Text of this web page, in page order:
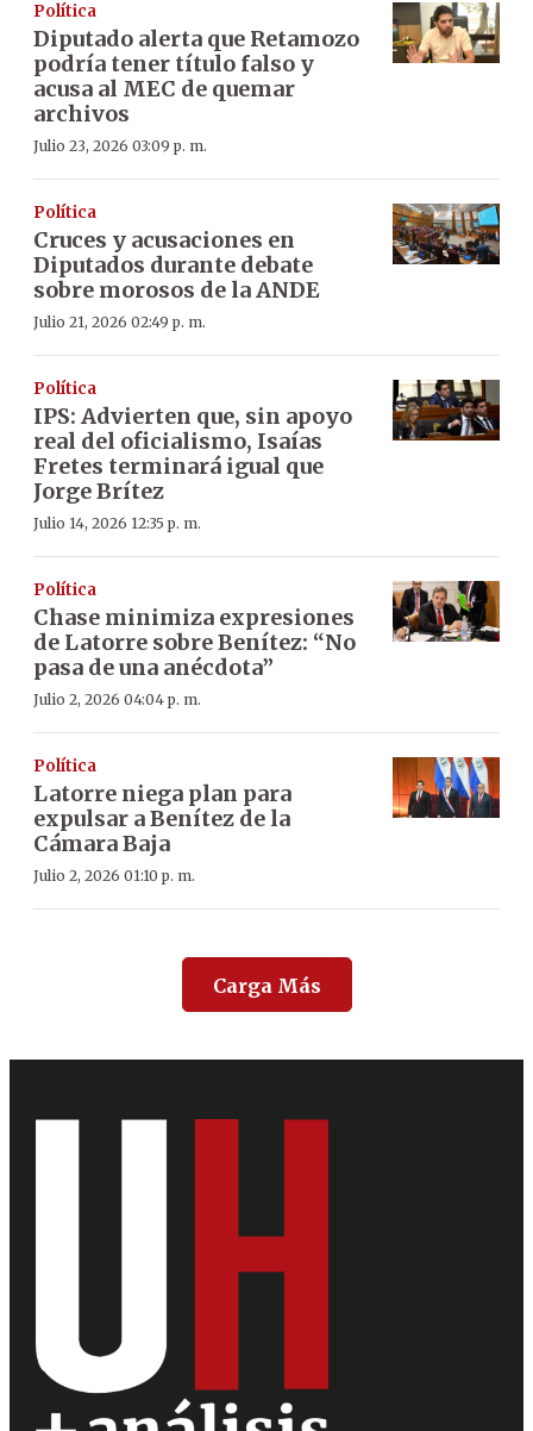
Política
Diputado alerta que Retamozo
podría tener título falso y
acusa al MEC de quemar
archivos
Julio 23, 2026 03:09 p. m.
Política
Cruces y acusaciones en
Diputados durante debate
sobre morosos de la ANDE
Julio 21, 2026 02:49 p. m.
Política
IPS: Advierten que, sin apoyo
real del oficialismo, Isaías
Fretes terminará igual que
Jorge Brítez
Julio 14, 2026 12:35 p. m.
Política
Chase minimiza expresiones
de Latorre sobre Benítez: “No
pasa de una anécdota”
Julio 2, 2026 04:04 p. m.
Política
Latorre niega plan para
expulsar a Benítez de la
Cámara Baja
Julio 2, 2026 01:10 p. m.
Carga Más